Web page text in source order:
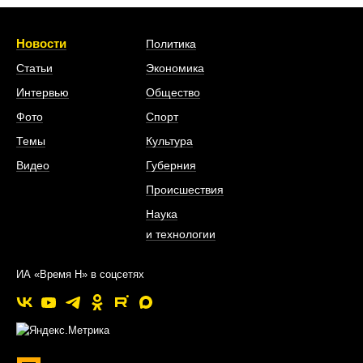
Новости
Статьи
Интервью
Фото
Темы
Видео
Политика
Экономика
Общество
Спорт
Культура
Губерния
Происшествия
Наука
и технологии
ИА «Время Н» в соцсетях